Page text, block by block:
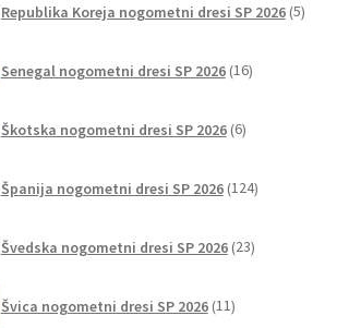
Republika Koreja nogometni dresi SP 2026 5
Senegal nogometni dresi SP 2026 16izdelkov
Škotska nogometni dresi SP 2026 6izdelkov
Španija nogometni dresi SP 2026 124izdelkov
Švedska nogometni dresi SP 2026 23izdelkov
Švica nogometni dresi SP 2026 11izdelkov